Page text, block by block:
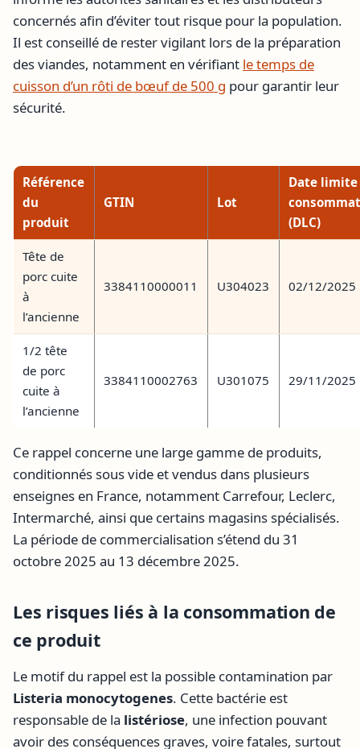
concernés afin d’éviter tout risque pour la population.
Il est conseillé de rester vigilant lors de la préparation
des viandes, notamment en vérifiant le temps de
cuisson d’un rôti de bœuf de 500 g pour garantir leur
sécurité.
Référence
du
produit
GTIN Lot
Date limite
(DLC)
Tête de
porc cuite
à
l’ancienne
3384110000011 U304023 02/12/2025
1/2 tête
de porc
cuite à
l’ancienne
3384110002763 U301075 29/11/2025
Ce rappel concerne une large gamme de produits,
conditionnés sous vide et vendus dans plusieurs
enseignes en France, notamment Carrefour, Leclerc,
Intermarché, ainsi que certains magasins spécialisés.
La période de commercialisation s’étend du 31
octobre 2025 au 13 décembre 2025.
Les risques liés à la consommation de
ce produit
Le motif du rappel est la possible contamination par
Listeria monocytogenes. Cette bactérie est
responsable de la listériose, une infection pouvant
avoir des conséquences graves, voire fatales, surtout